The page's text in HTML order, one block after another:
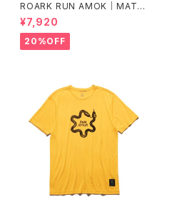
ROARK RUN AMOK｜MATHI
S LS col.BLACK FJORD
¥7,920
20%OFF